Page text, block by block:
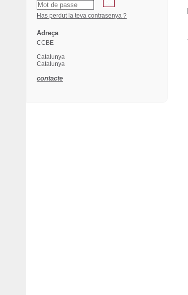
Has perdut la teva contrasenya ?
Adreça
CCBE
Catalunya
Catalunya
contacte